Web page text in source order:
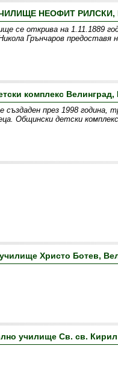
НЕОФИТ РИЛСКИ,
се открива на 1.11.1889
Грънчаров
комплекс Велинград,
създаден през 1998
Общински детски
Христо Ботев,
училище Св. св.